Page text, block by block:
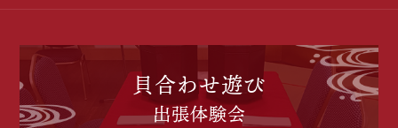
貝合わせ遊び
出張体験会